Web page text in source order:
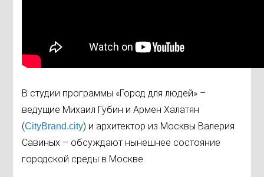
В студии программы «Город для людей» –
ведущие Михаил Губин и Армен Халатян
(CityBrand.city) и архитектор из Москвы Валерия
Савиных – обсуждают нынешнее состояние
городской среды в Москве.